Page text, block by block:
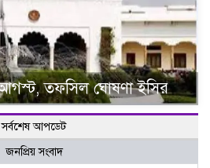
আগস্ট, তফসিল ঘোষণা ইসির
সর্বশেষ আপডেট
জনপ্রিয় সংবাদ